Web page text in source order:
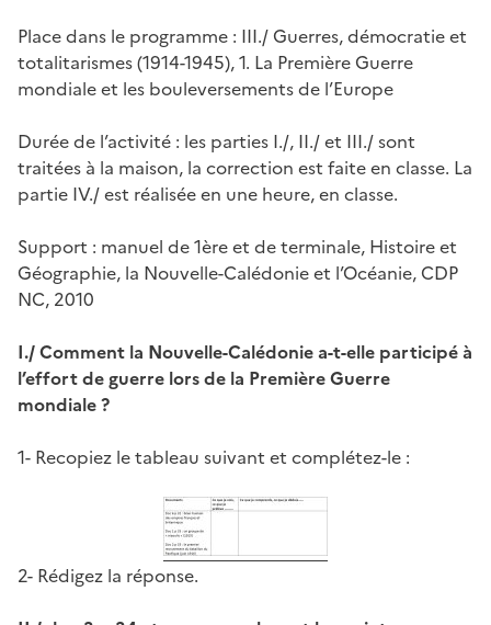
Place dans le programme : III./ Guerres, démocratie et
totalitarismes (1914-1945), 1. La Première Guerre
mondiale et les bouleversements de l’Europe
Durée de l’activité : les parties I./, II./ et III./ sont
traitées à la maison, la correction est faite en classe. La
partie IV./ est réalisée en une heure, en classe.
Support : manuel de 1ère et de terminale, Histoire et
Géographie, la Nouvelle-Calédonie et l’Océanie, CDP
NC, 2010
I./ Comment la Nouvelle-Calédonie a-t-elle participé à
l’effort de guerre lors de la Première Guerre
mondiale ?
1- Recopiez le tableau suivant et complétez-le :
2- Rédigez la réponse.